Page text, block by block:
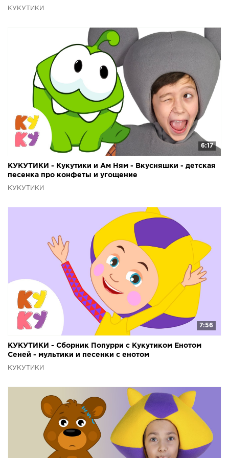
КУКУТИКИ
6:17
КУКУТИКИ - Кукутики и Ам Ням - Вкусняшки - детская
песенка про конфеты и угощение
КУКУТИКИ
7:56
КУКУТИКИ - Сборник Попурри с Кукутиком Енотом
Сеней - мультики и песенки с енотом
КУКУТИКИ